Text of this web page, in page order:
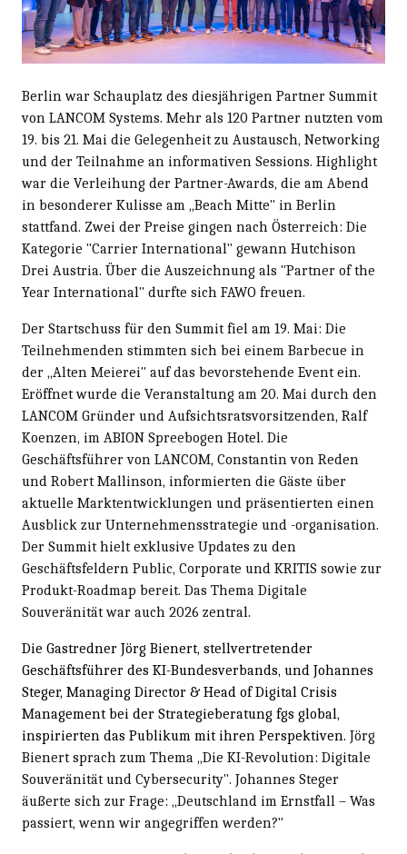
Berlin war Schauplatz des diesjährigen Partner Summit
von LANCOM Systems. Mehr als 120 Partner nutzten vom
19. bis 21. Mai die Gelegenheit zu Austausch, Networking
und der Teilnahme an informativen Sessions. Highlight
war die Verleihung der Partner-Awards, die am Abend
in besonderer Kulisse am „Beach Mitte" in Berlin
stattfand. Zwei der Preise gingen nach Österreich: Die
Kategorie "Carrier International" gewann Hutchison
Drei Austria. Über die Auszeichnung als "Partner of the
Year International" durfte sich FAWO freuen.
Der Startschuss für den Summit fiel am 19. Mai: Die
Teilnehmenden stimmten sich bei einem Barbecue in
der „Alten Meierei" auf das bevorstehende Event ein.
Eröffnet wurde die Veranstaltung am 20. Mai durch den
LANCOM Gründer und Aufsichtsratsvorsitzenden, Ralf
Koenzen, im ABION Spreebogen Hotel. Die
Geschäftsführer von LANCOM, Constantin von Reden
und Robert Mallinson, informierten die Gäste über
aktuelle Marktentwicklungen und präsentierten einen
Ausblick zur Unternehmensstrategie und -organisation.
Der Summit hielt exklusive Updates zu den
Geschäftsfeldern Public, Corporate und KRITIS sowie zur
Produkt-Roadmap bereit. Das Thema Digitale
Souveränität war auch 2026 zentral.
Die Gastredner Jörg Bienert, stellvertretender
Geschäftsführer des KI-Bundes­verbands, und Johannes
Steger, Managing Director & Head of Digital Crisis
Management bei der Strategieberatung fgs global,
inspirierten das Publikum mit ihren Perspektiven. Jörg
Bienert sprach zum Thema „Die KI-Revolution: Digitale
Souveränität und Cybersecurity". Johannes Steger
äußerte sich zur Frage: „Deutschland im Ernstfall – Was
passiert, wenn wir angegriffen werden?"